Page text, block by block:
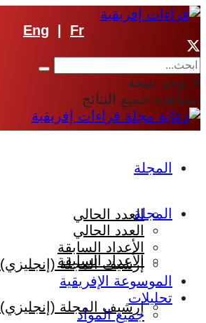
Eng Fr
لا توجد نتيجة
مشاهدة جميع النتائج
المجلة
العدد الحالي
الأعداد السابقة
إرشيف المجلة (إنجليزي)
المجلة
العدد الحالي
الأعداد السابقة
إرشيف المجلة (إنجليزي)
الموسوعة الإفريقية
تحليلات
جميع المواد